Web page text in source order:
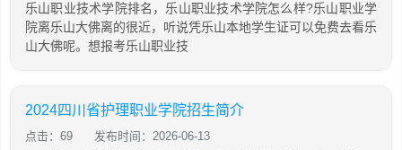
乐山职业技术学院排名，乐山职业技术学院怎么样?乐山职业学
院离乐山大佛离的很近，听说凭乐山本地学生证可以免费去看乐
山大佛呢。想报考乐山职业技
2024四川省护理职业学院招生简介
点击：69 发布时间：2026-06-13